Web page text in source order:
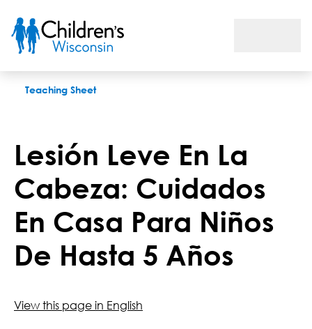
Teaching Sheet
Lesión Leve En La
Cabeza: Cuidados
En Casa Para Niños
De Hasta 5 Años
View this page in English